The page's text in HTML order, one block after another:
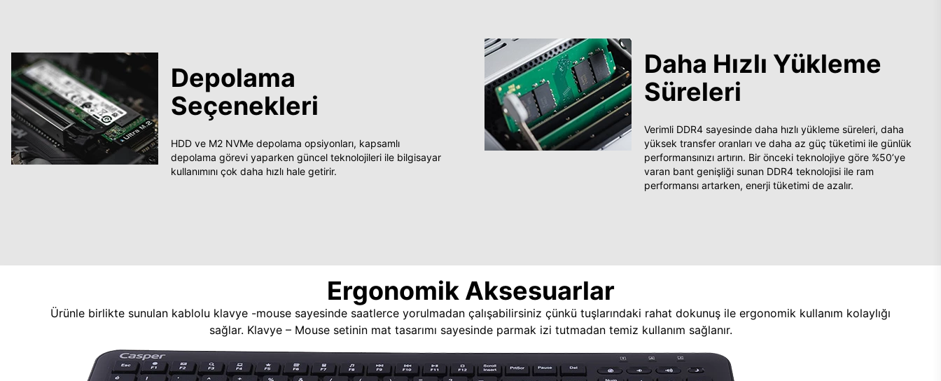
Depolama
Seçenekleri
HDD ve M2 NVMe depolama opsiyonları, kapsamlı
depolama görevi yaparken güncel teknolojileri ile bilgisayar
kullanımını çok daha hızlı hale getirir.
Daha Hızlı Yükleme
Süreleri
Verimli DDR4 sayesinde daha hızlı yükleme süreleri, daha
yüksek transfer oranları ve daha az güç tüketimi ile günlük
performansınızı artırın. Bir önceki teknolojiye göre %50’ye
varan bant genişliği sunan DDR4 teknolojisi ile ram
performansı artarken, enerji tüketimi de azalır.
Ergonomik Aksesuarlar
Ürünle birlikte sunulan kablolu klavye -mouse sayesinde saatlerce yorulmadan çalışabilirsiniz çünkü tuşlarındaki rahat dokunuş ile ergonomik kullanım kolaylığı
sağlar. Klavye – Mouse setinin mat tasarımı sayesinde parmak izi tutmadan temiz kullanım sağlanır.